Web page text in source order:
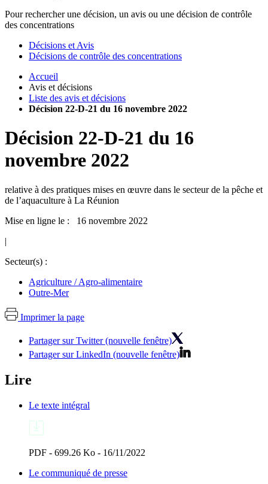
Pour rechercher une décision, un avis ou une décision de contrôle
des concentrations
Décisions et Avis
Décisions de contrôle des concentrations
Accueil
Avis et décisions
Liste des avis et décisions
Décision 22-D-21 du 16 novembre 2022
Décision 22-D-21 du 16
novembre 2022
relative à des pratiques mises en œuvre dans le secteur de la pêche et
de l’aquaculture à La Réunion
Mise en ligne le : 16 novembre 2022
|
Secteur(s) :
Agriculture / Agro-alimentaire
Outre-Mer
Imprimer la page
Partager sur Twitter (nouvelle fenêtre)
Partager sur LinkedIn (nouvelle fenêtre)
Lire
Le texte intégral
PDF - 699.26 Ko - 16/11/2022
Le communiqué de presse